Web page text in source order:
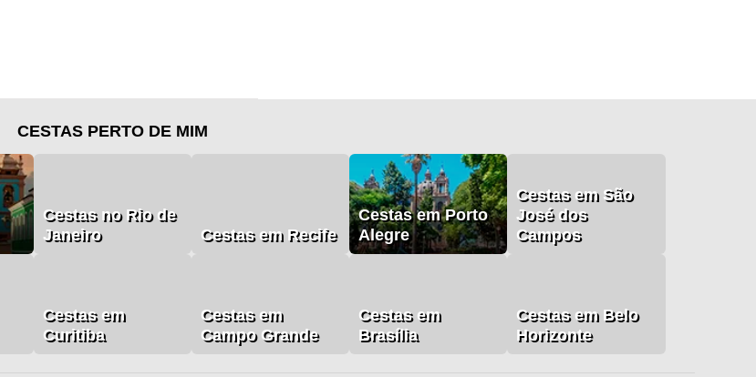
CESTAS PERTO DE MIM
Cestas no Rio de
Janeiro
Cestas em Recife
Cestas em Porto
Alegre
Cestas em São
José dos
Campos
Cestas em
Curitiba
Cestas em
Campo Grande
Cestas em
Brasília
Cestas em Belo
Horizonte